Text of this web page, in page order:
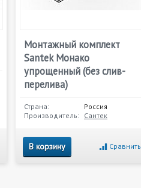
Монтажный комплект
Santek Монако
упрощенный (без слив-
перелива)
Страна:
Россия
Производитель: Сантек
В корзину Сравнить